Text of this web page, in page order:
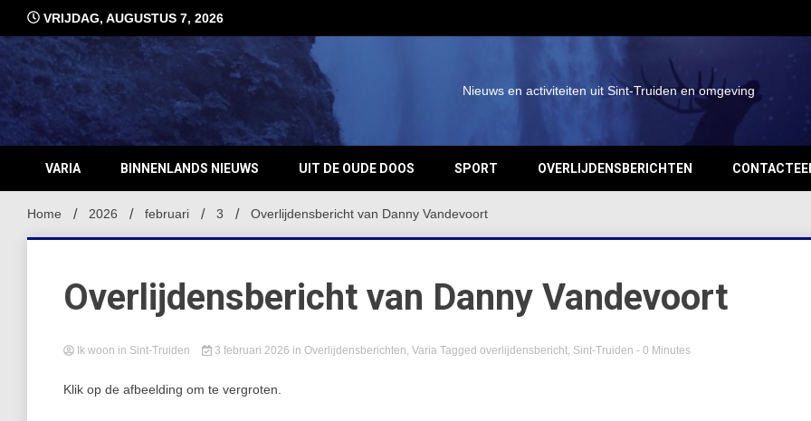
inhoud
VRIJDAG, AUGUSTUS 7, 2026
Nieuws en activiteiten uit Sint-Truiden en omgeving
VARIA BINNENLANDS NIEUWS UIT DE OUDE DOOS SPORT OVERLIJDENSBERICHTEN
Home 2026 februari 3 Overlijdensbericht van Danny Vandevoort
Overlijdensbericht van Danny Vandevoort
Ik woon in Sint-Truiden 3 februari 2026 in Overlijdensberichten, Varia Tagged overlijdensbericht, Sint-Truiden - 0 Minutes
Klik op de afbeelding om te vergroten.